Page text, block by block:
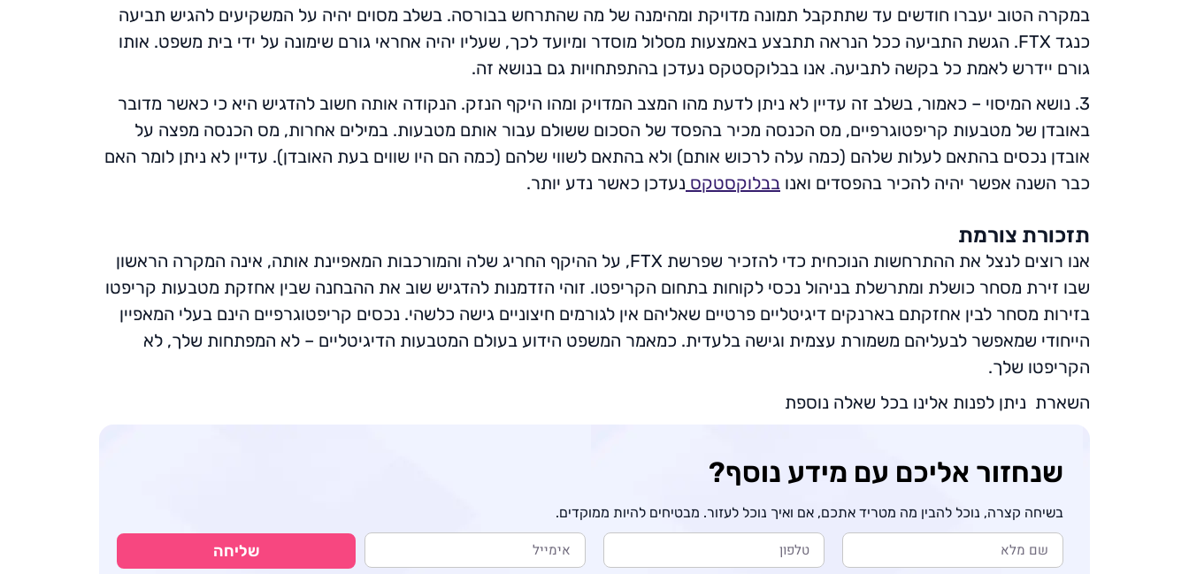
במקרה הטוב יעברו חודשים עד שתתקבל תמונה מדויקת ומהימנה של מה שהתרחש בבורסה. בשלב מסוים יהיה על המשקיעים להגיש תביעה
כנגד FTX. הגשת התביעה ככל הנראה תתבצע באמצעות מסלול מוסדר ומיועד לכך, שעליו יהיה אחראי גורם שימונה על ידי בית משפט. אותו
גורם יידרש לאמת כל בקשה לתביעה. אנו בבלוקסטקס נעדכן בהתפתחויות גם בנושא זה.
3. נושא המיסוי – כאמור, בשלב זה עדיין לא ניתן לדעת מהו המצב המדויק ומהו היקף הנזק. הנקודה אותה חשוב להדגיש היא כי כאשר מדובר
באובדן של מטבעות קריפטוגרפיים, מס הכנסה מכיר בהפסד של הסכום ששולם עבור אותם מטבעות. במילים אחרות, מס הכנסה מפצה על
אובדן נכסים בהתאם לעלות שלהם (כמה עלה לרכוש אותם) ולא בהתאם לשווי שלהם (כמה הם היו שווים בעת האובדן). עדיין לא ניתן לומר האם
כבר השנה אפשר יהיה להכיר בהפסדים ואנו בבלוקסטקס נעדכן כאשר נדע יותר.
תזכורת צורמת
אנו רוצים לנצל את ההתרחשות הנוכחית כדי להזכיר שפרשת FTX, על ההיקף החריג שלה והמורכבות המאפיינת אותה, אינה המקרה הראשון
שבו זירת מסחר כושלת ומתרשלת בניהול נכסי לקוחות בתחום הקריפטו. זוהי הזדמנות להדגיש שוב את ההבחנה שבין אחזקת מטבעות קריפטו
בזירות מסחר לבין אחזקתם בארנקים דיגיטליים פרטיים שאליהם אין לגורמים חיצוניים גישה כלשהי. נכסים קריפטוגרפיים הינם בעלי המאפיין
הייחודי שמאפשר לבעליהם משמורת עצמית וגישה בלעדית. כמאמר המשפט הידוע בעולם המטבעות הדיגיטליים – לא המפתחות שלך, לא
הקריפטו שלך.
השארת ניתן לפנות אלינו בכל שאלה נוספת
שנחזור אליכם עם מידע נוסף?
בשיחה קצרה, נוכל להבין מה מטריד אתכם, אם ואיך נוכל לעזור. מבטיחים להיות ממוקדים.
שליחה